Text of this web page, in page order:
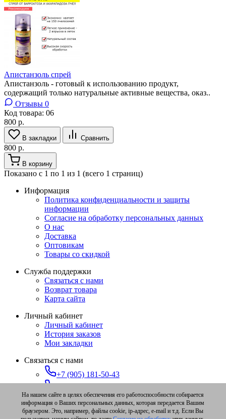
Апистанзоль спрей
Апистанзоль - готовый к использованию продукт,
содержащий только натуральные активные вещества, оказ..
Отзывы 0
Код товара: 06
800 р.
В закладки Сравнить
800 р.
В корзину
Показано с 1 по 1 из 1 (всего 1 страниц)
Информация
Политика конфиденциальности и защиты
информации
Согласие на обработку персональных данных
О нас
Доставка
Оптовикам
Товары со скидкой
Служба поддержки
Связаться с нами
Возврат товара
Карта сайта
Личный кабинет
Личный кабинет
История заказов
Мои закладки
Связаться с нами
+7 (905) 181-50-43
zakaz@ufa-pchelovod.ru
Уфа, ул. Достоевского, д. 97
На нашем сайте в целях обеспечения его работоспособности собирается
информация о Ваших персональных данных, которая передается Вашим
браузером. Это, например, файлы cookie, ip-адрес, e-mail и т.д. Если Вы